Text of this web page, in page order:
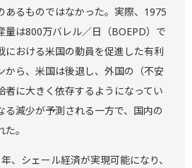
あるものではなかった。実際、1975
量は800万バレル／日（BOEPD）で
における米国の動員を促進した有利
から、米国は後退し、外国の（不安
者に大きく依存するようになってい
る減少が予測される一方で、国内の
。
、シェール経済が実現可能になり、